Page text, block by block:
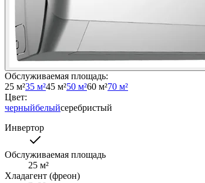
Обслуживаемая площадь:
25 м²35 м²45 м²50 м²60 м²70 м²
Цвет:
черныйбелыйсеребристый
Инвертор
Обслуживаемая площадь
25 м²
Хладагент (фреон)